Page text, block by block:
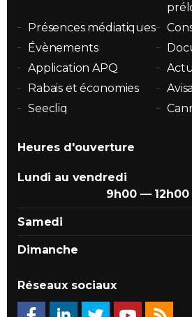
Présences médiatiques
Évènements
Application APQ
Rabais et économies
Seecliq
Heures d'ouverture
Lundi au vendredi
9h00 —
Samedi
Dimanche
Réseaux sociaux